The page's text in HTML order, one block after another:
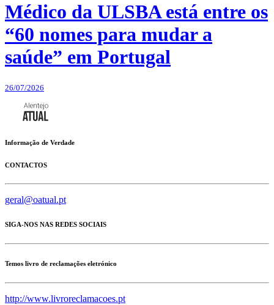
Médico da ULSBA está entre os
“60 nomes para mudar a
saúde” em Portugal
26/07/2026
Informação de Verdade
CONTACTOS
geral@oatual.pt
SIGA-NOS NAS REDES SOCIAIS
Temos livro de reclamações eletrónico
http://www.livroreclamacoes.pt